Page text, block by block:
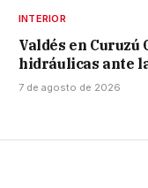
INTERIOR
Valdés en
hidráulicas ante
7 de agosto de 2026